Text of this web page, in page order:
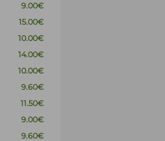
9.00€
15.00€
10.00€
14.00€
10.00€
9.60€
11.50€
9.00€
9.60€